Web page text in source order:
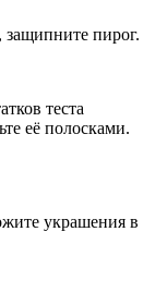
защипните пирог.
теста
её полосками.
украшения в